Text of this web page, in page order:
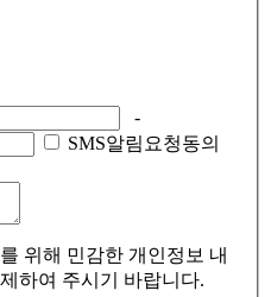
-
SMS알림요청동의
위해 민감한 개인정보 내
하여 주시기 바랍니다.